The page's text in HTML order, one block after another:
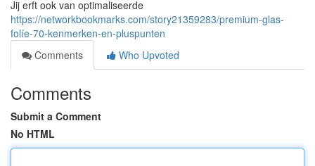
Jij erft ook van optimaliseerde
https://networkbookmarks.com/story21359283/premium-glas-
folíe-70-kenmerken-en-pluspunten
Comments
Who Upvoted
Comments
Submit a Comment
No HTML